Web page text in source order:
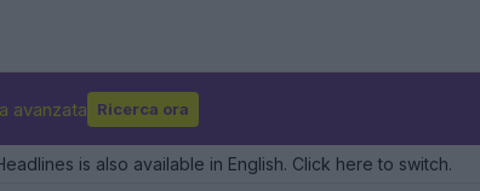
avanzata Ricerca ora
is also available in English. Click here to switch.